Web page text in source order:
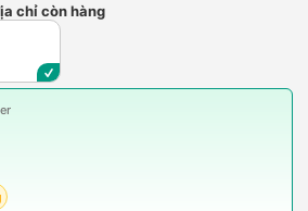
chỉ còn hàng